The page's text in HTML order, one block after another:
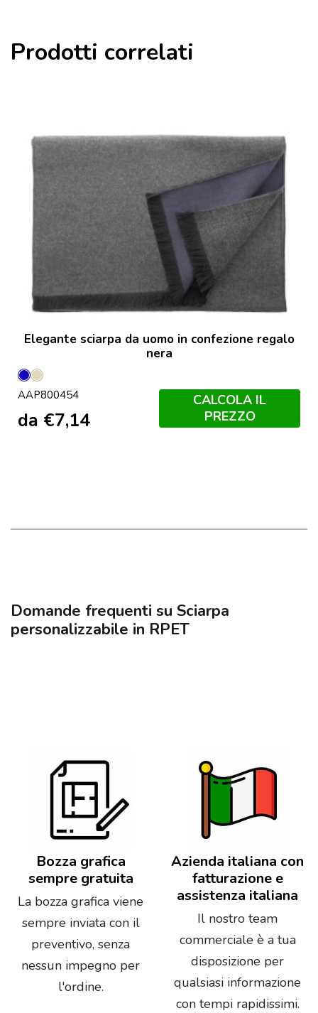
Prodotti correlati
Elegante sciarpa da uomo in confezione regalo
nera
BluNaturale
AAP800454
da €7,14
CALCOLA IL
PREZZO
Domande frequenti su Sciarpa
personalizzabile in RPET
Bozza grafica
sempre gratuita
La bozza grafica viene
sempre inviata con il
preventivo, senza
nessun impegno per
l'ordine.
Azienda italiana con
fatturazione e
assistenza italiana
Il nostro team
commerciale è a tua
disposizione per
qualsiasi informazione
con tempi rapidissimi.